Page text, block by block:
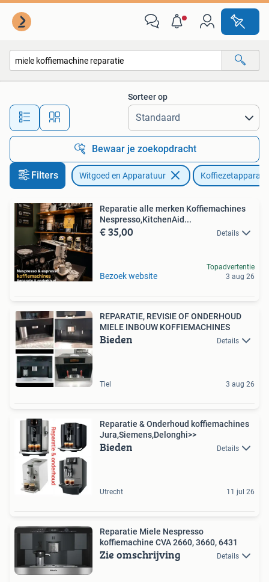
Alle afstanden…
Sorteer op
Bewaar je zoekopdracht
Filters Witgoed en Apparatuur
Reparatie alle merken Koffiemachines
Nespresso,KitchenAid...
€ 35,00 Details
Bezoek website
Topadvertentie
3 aug 26
REPARATIE, REVISIE OF ONDERHOUD
MIELE INBOUW KOFFIEMACHINES
Bieden Details
Tiel 3 aug 26
Reparatie & Onderhoud koffiemachines
Jura,Siemens,Delonghi>>
Bieden Details
Utrecht 11 jul 26
Reparatie Miele Nespresso
koffiemachine CVA 2660, 3660, 6431
Zie omschrijving Details